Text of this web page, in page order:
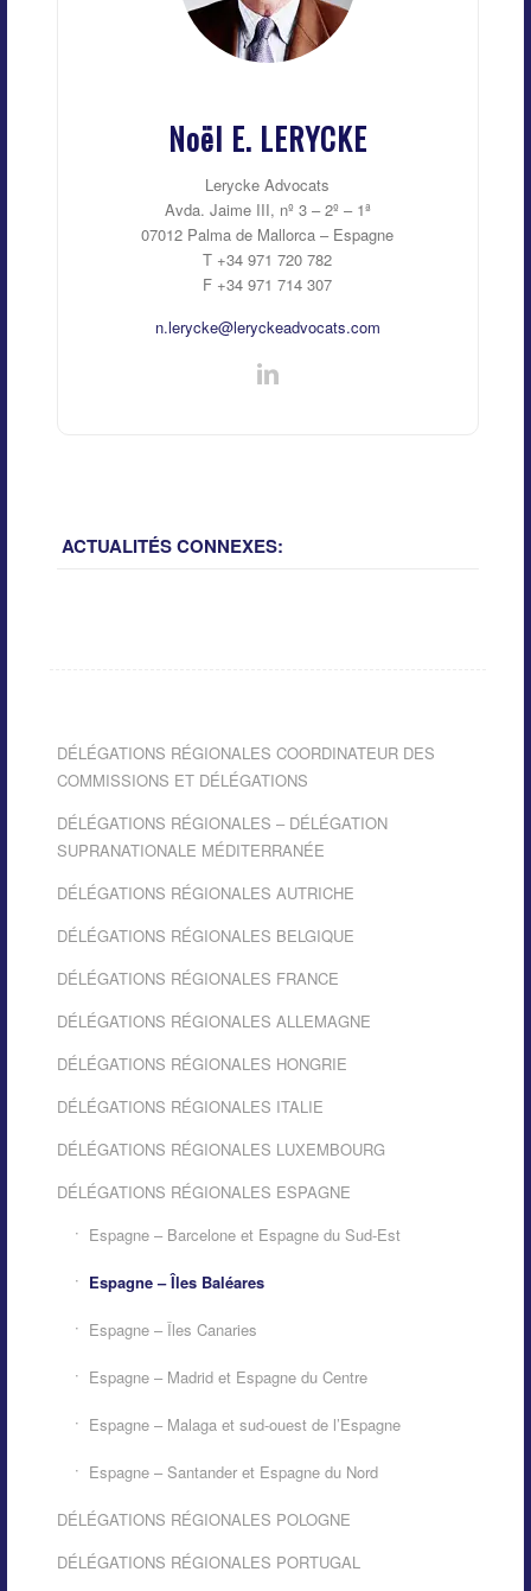
Noël E. LERYCKE
Lerycke Advocats
Avda. Jaime III, nº 3 – 2º – 1ª
07012 Palma de Mallorca – Espagne
T +34 971 720 782
F +34 971 714 307
n.lerycke@leryckeadvocats.com
ACTUALITÉS CONNEXES:
DÉLÉGATIONS RÉGIONALES COORDINATEUR DES
COMMISSIONS ET DÉLÉGATIONS
DÉLÉGATIONS RÉGIONALES – DÉLÉGATION
SUPRANATIONALE MÉDITERRANÉE
DÉLÉGATIONS RÉGIONALES AUTRICHE
DÉLÉGATIONS RÉGIONALES BELGIQUE
DÉLÉGATIONS RÉGIONALES FRANCE
DÉLÉGATIONS RÉGIONALES ALLEMAGNE
DÉLÉGATIONS RÉGIONALES HONGRIE
DÉLÉGATIONS RÉGIONALES ITALIE
DÉLÉGATIONS RÉGIONALES LUXEMBOURG
DÉLÉGATIONS RÉGIONALES ESPAGNE
Espagne – Barcelone et Espagne du Sud-Est
Espagne – Îles Baléares
Espagne – Îles Canaries
Espagne – Madrid et Espagne du Centre
Espagne – Malaga et sud-ouest de l’Espagne
Espagne – Santander et Espagne du Nord
DÉLÉGATIONS RÉGIONALES POLOGNE
DÉLÉGATIONS RÉGIONALES PORTUGAL